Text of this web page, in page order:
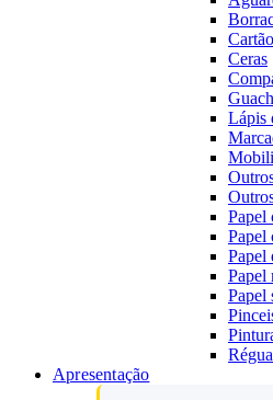
Ceras
Lápis
Papel
Papel
Papel
Papel
Papel
Apresentação